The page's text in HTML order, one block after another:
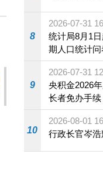
8
2026-07-31
统计局8月1日起派员上
期人口统计问
9
2026-07-31
央积金2026年度
长者免办手续
10
2026-08-01
行政长官岑